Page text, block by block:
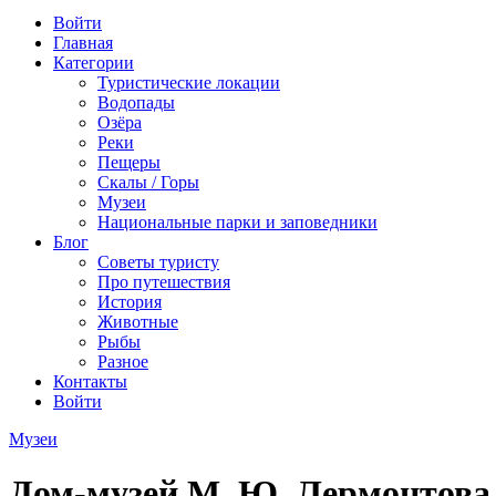
Войти
Главная
Категории
Туристические локации
Водопады
Озёра
Реки
Пещеры
Скалы / Горы
Музеи
Национальные парки и заповедники
Блог
Советы туристу
Про путешествия
История
Животные
Рыбы
Разное
Контакты
Войти
Музеи